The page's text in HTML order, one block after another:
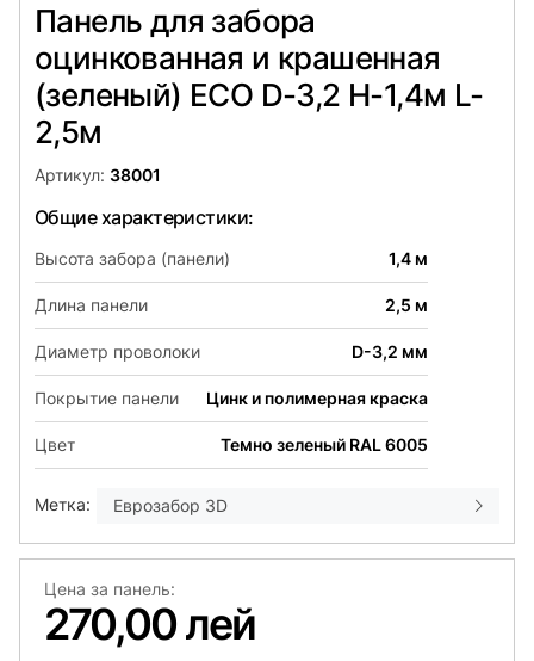
Панель для забора
оцинкованная и крашенная
(зеленый) ECO D-3,2 H-1,4м L-
2,5м
Артикул: 38001
Общие характеристики:
Высота забора (панели) 1,4 м
Длина панели 2,5 м
Диаметр проволоки D-3,2 мм
Покрытие панели Цинк и полимерная краска
Цвет Темно зеленый RAL 6005
Метка: Еврозабор 3D
Цена за панель:
270,00 лей